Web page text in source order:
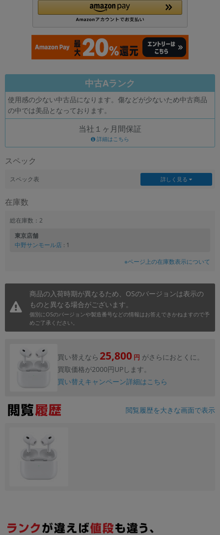
中古Aランク
使用感の少ない中古品になります。傷などが少ないため中古商品
の中では美品となっております。
当社１ヶ月間保証
詳細はこちら
スペック
スペック表 詳しく見る
在庫数
総在庫数：2
東京店舗
中野サンモール店 : 1
※ページ上の在庫数表示について
商品の入荷時期が異なるため、OSのバージョンは表示の
ものと異なる場合がございます。
個別にOSのバージョンや製造番号などの情報はお答えできかねますので予
めご了承ください。
買い替えなら 25,800 円 がさらにおとくに。
買取価格が2000円UPします。
買い替えキャンペーン詳細はこちら
閲覧履歴を大きな画面で表示
各項目のチェックボックスは「or検索」となります。
ただし機能別のみ「and検索」となります。